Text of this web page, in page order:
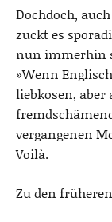
o
m
a
s
Dochdoch,
zuckt es
nun immerhin
»Wenn
liebkosen,
vergangenen
Voilà.
Zu den